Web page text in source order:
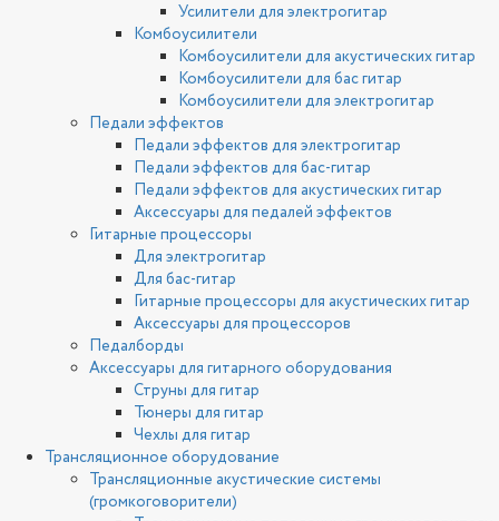
Усилители для электрогитар
Комбоусилители
Комбоусилители для акустических гитар
Комбоусилители для бас гитар
Комбоусилители для электрогитар
Педали эффектов
Педали эффектов для электрогитар
Педали эффектов для бас-гитар
Педали эффектов для акустических гитар
Аксессуары для педалей эффектов
Гитарные процессоры
Для электрогитар
Для бас-гитар
Гитарные процессоры для акустических гитар
Аксессуары для процессоров
Педалборды
Аксессуары для гитарного оборудования
Струны для гитар
Тюнеры для гитар
Чехлы для гитар
Трансляционное оборудование
Трансляционные акустические системы
(громкоговорители)